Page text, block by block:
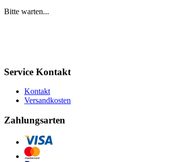
Bitte warten...
Service Kontakt
Kontakt
Versandkosten
Zahlungsarten